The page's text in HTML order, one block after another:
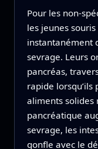
Pour les
les jeunes
instantanément
sevrage. Leurs
pancréas,
rapide lorsqu’ils
aliments solides
pancréatique
sevrage, les
gonfle avec le